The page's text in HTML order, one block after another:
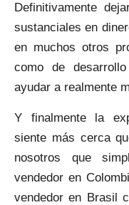
Definitivamente
sustanciales en
en muchos otros
como de
ayudar a realmente
Y finalmente la
siente más cerca
nosotros que
vendedor en
vendedor en Brasil